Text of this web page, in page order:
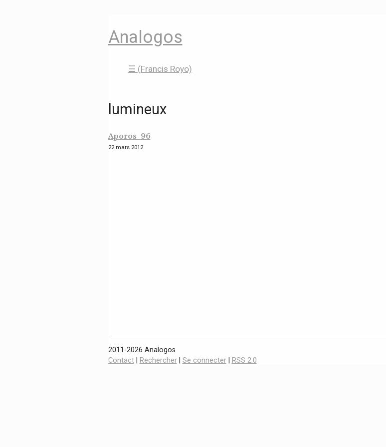
Analogos
☰ (Francis Royo)
lumineux
Aporos 96
22 mars 2012
2011-2026 Analogos
Contact| Rechercher| Se connecter| RSS 2.0